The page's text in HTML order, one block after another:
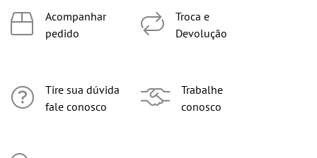
Acompanhar
pedido
Tire sua dúvida
fale conosco
Troca e
Devolução
Trabalhe
conosco